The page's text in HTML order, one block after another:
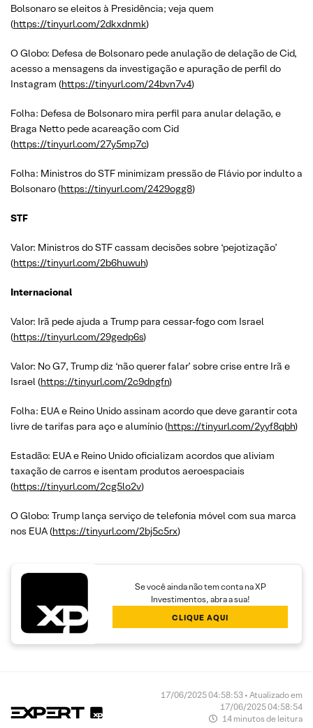
Bolsonaro se eleitos à Presidência; veja quem
(https://tinyurl.com/2dkxdnmk)
O Globo: Defesa de Bolsonaro pede anulação de delação de Cid,
acesso a mensagens da investigação e apuração de perfil do
Instagram (https://tinyurl.com/24bvn7v4)
Folha: Defesa de Bolsonaro mira perfil para anular delação, e
Braga Netto pede acareação com Cid
(https://tinyurl.com/27y5mp7c)
Folha: Ministros do STF minimizam pressão de Flávio por indulto a
Bolsonaro (https://tinyurl.com/2429ogg8)
STF
Valor: Ministros do STF cassam decisões sobre ‘pejotização’
(https://tinyurl.com/2b6huwuh)
Internacional
Valor: Irã pede ajuda a Trump para cessar-fogo com Israel
(https://tinyurl.com/29gedp6s)
Valor: No G7, Trump diz ‘não querer falar’ sobre crise entre Irã e
Israel (https://tinyurl.com/2c9dngfn)
Folha: EUA e Reino Unido assinam acordo que deve garantir cota
livre de tarifas para aço e alumínio (https://tinyurl.com/2yyf8qbh)
Estadão: EUA e Reino Unido oficializam acordos que aliviam
taxação de carros e isentam produtos aeroespaciais
(https://tinyurl.com/2cg5lo2v)
O Globo: Trump lança serviço de telefonia móvel com sua marca
nos EUA (https://tinyurl.com/2bj5c5rx)
Se você ainda não tem conta na XP
Investimentos, abra a sua!
CLIQUE AQUI
17/06/2025 04:58:53 • Atualizado em
17/06/2025 04:58:54
14 minutos de leitura